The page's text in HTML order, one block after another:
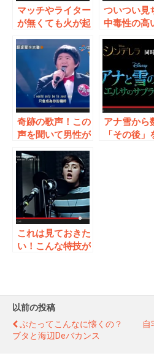
マッチやライター
が無くても火が起
きたいサバイバル
術！
ついつい見
中毒性の高
がチアリー
グ部（人間
は0）結成
奇跡の歌声！この
声を聞いて男性が
じられますか?
アナ雪から
「その後
これは見ておきた
い！こんな特技が
以前の投稿
ぶたってこんなに懐くの？
ブタと海辺deバカンス
自